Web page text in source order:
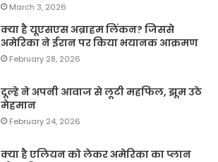
March 3, 2026
क्या है यूएसएस अब्राहम लिंकन? जिससे
अमेरिका ने ईरान पर किया भयानक आक्रमण
February 28, 2026
दूल्हे ने अपनी आवाज से लूटी महफिल, झूम उठे
मेहमान
February 24, 2026
क्या है एलियन को लेकर अमेरिका का प्लान